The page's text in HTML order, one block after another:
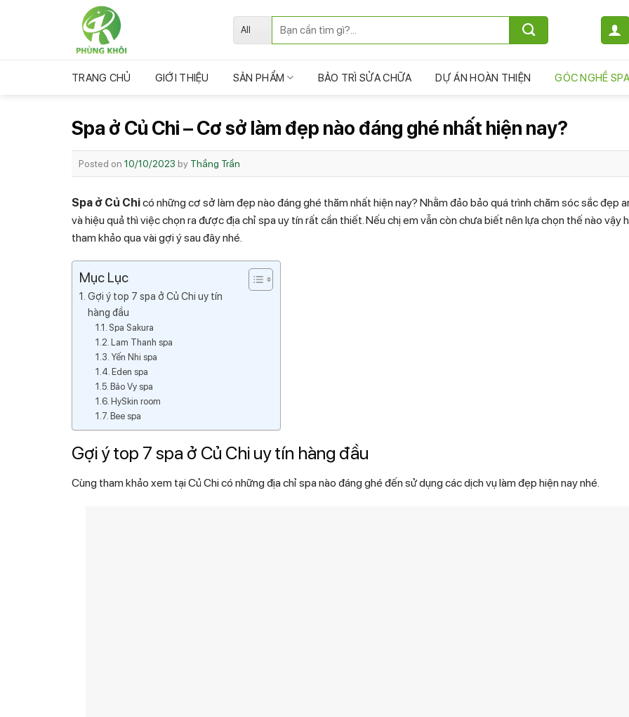
kiếm:
TRANG CHỦ GIỚI THIỆU SẢN PHẨM BẢO TRÌ SỬA CHỮA DỰ ÁN HOÀN THIỆN GÓC NGHỀ SPA
Spa ở Củ Chi – Cơ sở làm đẹp nào đáng ghé nhất hiện nay?
Posted on 10/10/2023 by Thắng Trần
Spa ở Củ Chicó những cơ sở làm đẹp nào đáng ghé thăm nhất hiện nay? Nhằm đảo bảo quá trình chăm sóc sắc đẹp
và hiệu quả thì việc chọn ra được địa chỉ spa uy tín rất cần thiết. Nếu chị em vẫn còn chưa biết nên lựa chọn thế nào vậy
tham khảo qua vài gợi ý sau đây nhé.
Mục Lục
Gợi ý top 7 spa ở Củ Chi uy tín
hàng đầu
Spa Sakura
Lam Thanh spa
Yến Nhi spa
Eden spa
Bảo Vy spa
HySkin room
Bee spa
Gợi ý top 7 spa ở Củ Chi uy tín hàng đầu
Cùng tham khảo xem tại Củ Chi có những địa chỉ spa nào đáng ghé đến sử dụng các dịch vụ làm đẹp hiện nay nhé.